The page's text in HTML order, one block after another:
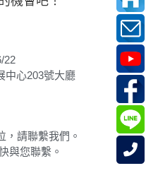
22
中心203號大廳
，請聯繫我們。
與您聯繫。